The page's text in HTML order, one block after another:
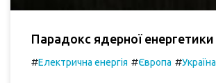
Парадокс ядерної енергетики
#Електрична енергія #Європа #Україна